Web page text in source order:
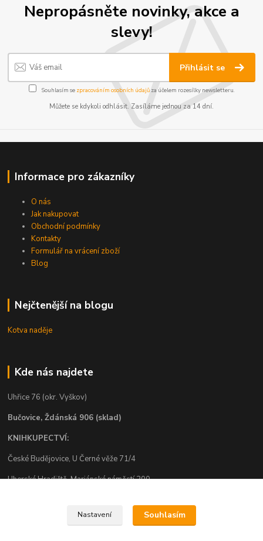
Nepropásněte novinky, akce a
slevy!
Přihlásit se
Souhlasím se zpracováním osobních údajůza účelem rozesílky newsletteru.
Můžete se kdykoli odhlásit. Zasíláme jednou za 14 dní.
Informace pro zákazníky
O nás
Jak nakupovat
Obchodní podmínky
Kontakty
Formulář na vrácení zboží
Blog
Nejčtenější na blogu
Kotva naděje
Kde nás najdete
Uhřice 76 (okr. Vyškov)
Bučovice, Ždánská 906 (sklad)
KNIHKUPECTVÍ:
České Budějovice, U Černé věže 71/4
Uherské Hradiště, Mariánské náměstí 200
Nastavení Souhlasím